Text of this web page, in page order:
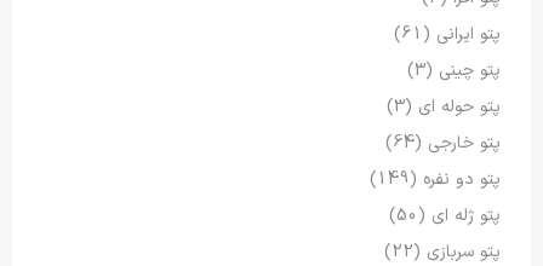
پتو ایرانی (61)
پتو چینی (3)
پتو حوله ای (3)
پتو خارجی (64)
پتو دو نفره (149)
پتو ژله ای (50)
پتو سربازی (22)